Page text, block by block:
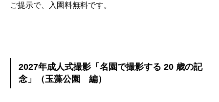
ご提示で、入園料無料です。
2027年成人式撮影「名園で撮影する 20 歳の記
念」（玉藻公園 編）